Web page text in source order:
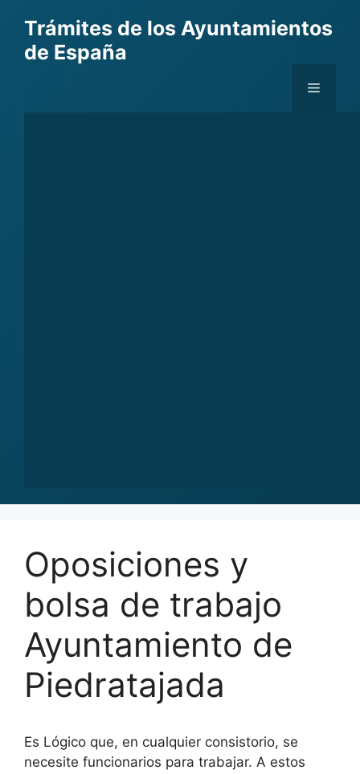
content
Trámites de los Ayuntamientos
de España
Menu
Oposiciones y
bolsa de trabajo
Ayuntamiento de
Piedratajada
Es Lógico que, en cualquier consistorio, se
necesite funcionarios para trabajar. A estos